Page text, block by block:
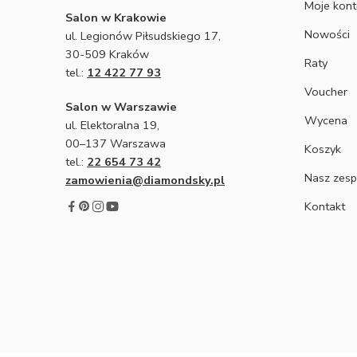
Salon w Krakowie
ul. Legionów Piłsudskiego 17,
30-509 Kraków
tel.: 12 422 77 93
Salon w Warszawie
ul. Elektoralna 19,
00–137 Warszawa
tel.: 22 654 73 42
zamowienia@diamondsky.pl
Moje
Nowości
Raty
Voucher
Wycena
Koszyk
Nasz
Kontakt